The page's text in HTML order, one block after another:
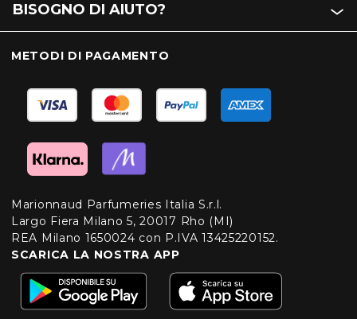
BISOGNO DI AIUTO?
METODI DI PAGAMENTO
Marionnaud Parfumeries Italia S.r.l.
Largo Fiera Milano 5, 20017 Rho (MI)
REA Milano 1650024 con P.IVA 13425220152.
SCARICA LA NOSTRA APP